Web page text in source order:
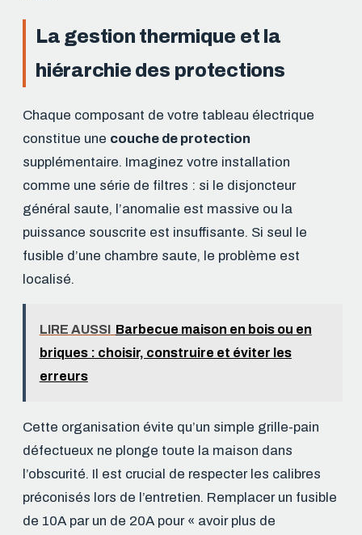
La gestion thermique et la
hiérarchie des protections
Chaque composant de votre tableau électrique
constitue une couche de protection
supplémentaire. Imaginez votre installation
comme une série de filtres : si le disjoncteur
général saute, l’anomalie est massive ou la
puissance souscrite est insuffisante. Si seul le
fusible d’une chambre saute, le problème est
localisé.
LIRE AUSSI Barbecue maison en bois ou en
briques : choisir, construire et éviter les
erreurs
Cette organisation évite qu’un simple grille-pain
défectueux ne plonge toute la maison dans
l’obscurité. Il est crucial de respecter les calibres
préconisés lors de l’entretien. Remplacer un fusible
de 10A par un de 20A pour « avoir plus de